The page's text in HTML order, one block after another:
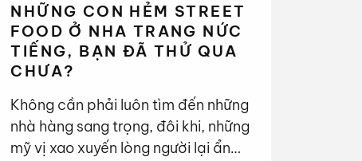
NHỮNG CON HẺM STREET
FOOD Ở NHA TRANG NỨC
TIẾNG, BẠN ĐÃ THỬ QUA
CHƯA?
Không cần phải luôn tìm đến những
nhà hàng sang trọng, đôi khi, những
mỹ vị xao xuyến lòng người lại ẩn